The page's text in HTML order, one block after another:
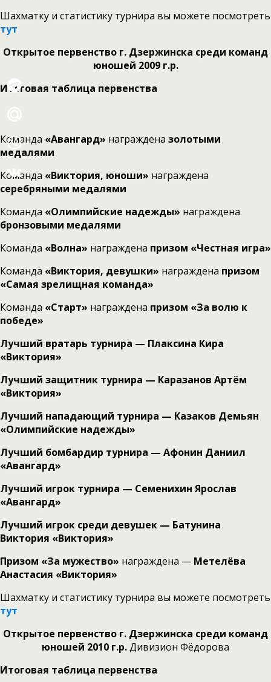
Шахматку и статистику турнира вы можете посмотреть
тут
Открытое первенство г. Дзержинска среди команд
юношей 2009 г.р.
Итоговая таблица первенства
Команда «Авангард» награждена золотыми
медалями
Команда «Виктория, юноши» награждена
серебряными медалями
Команда «Олимпийские надежды» награждена
бронзовыми медалями
Команда «Волна» награждена призом «Честная игра»
Команда «Виктория, девушки» награждена призом
«Самая зрелищная команда»
Команда «Старт» награждена призом «За волю к
победе»
Лучший вратарь турнира — Плаксина Кира
«Виктория»
Лучший защитник турнира — Каразанов Артём
«Виктория»
Лучший нападающий турнира — Казаков Демьян
«Олимпийские надежды»
Лучший бомбардир турнира — Афонин Даниил
«Авангард»
Лучший игрок турнира — Семенихин Ярослав
«Авангард»
Лучший игрок среди девушек — Батунина
Виктория «Виктория»
Призом «За мужество» награждена — Метелёва
Анастасия «Виктория»
Шахматку и статистику турнира вы можете посмотреть
тут
Открытое первенство г. Дзержинска среди команд
юношей 2010 г.р.Дивизион Фёдорова
Итоговая таблица первенства